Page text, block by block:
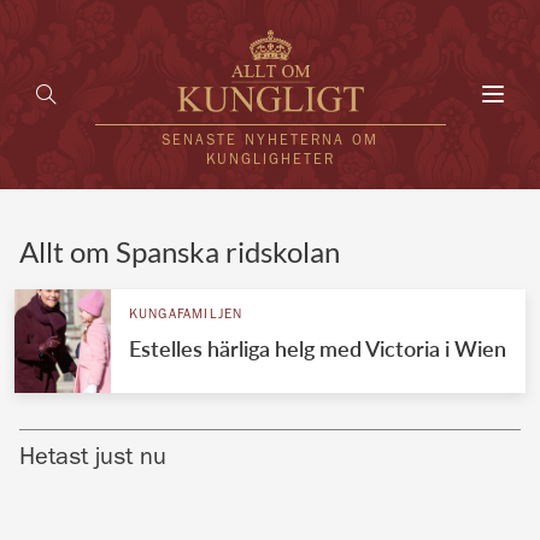
SENASTE NYHETERNA OM
KUNGLIGHETER
UTLÄNDSKT
VÄRLDENS KUNGAHUS
Allt om Spanska ridskolan
KUNGAFAMILJEN
Estelles härliga helg med Victoria i Wien
Hetast just nu